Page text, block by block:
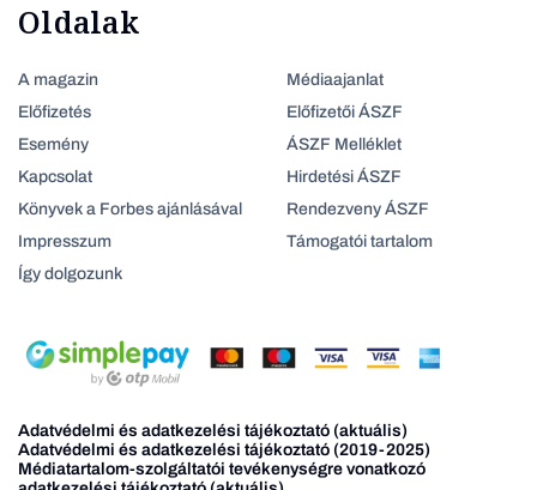
Oldalak
A magazin
Előfizetés
Esemény
Kapcsolat
Könyvek a Forbes ajánlásával
Impresszum
Így dolgozunk
Médiaajanlat
Előfizetői ÁSZF
ÁSZF Melléklet
Hirdetési ÁSZF
Rendezveny ÁSZF
Támogatói tartalom
Adatvédelmi és adatkezelési tájékoztató (aktuális)
Adatvédelmi és adatkezelési tájékoztató (2019-2025)
Médiatartalom-szolgáltatói tevékenységre vonatkozó